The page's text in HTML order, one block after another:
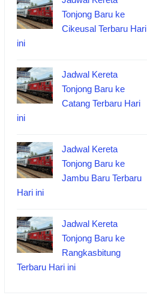
Tonjong Baru ke
Cikeusal Terbaru Hari
ini
Jadwal Kereta
Tonjong Baru ke
Catang Terbaru Hari
ini
Jadwal Kereta
Tonjong Baru ke
Jambu Baru Terbaru
Hari ini
Jadwal Kereta
Tonjong Baru ke
Rangkasbitung
Terbaru Hari ini